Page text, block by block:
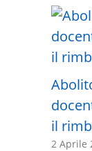
il
2 Aprile